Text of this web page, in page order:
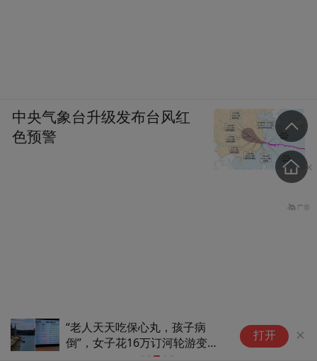
“老人天天吃保心丸，孩子病
倒”，女子花16万订河轮游变赶
打开
中央气象台升级发布台风红
色预警